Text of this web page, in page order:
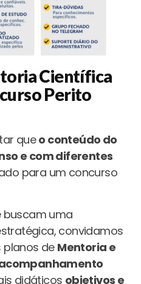
Científica
Perito
queo conteúdo do
e com diferentes
para um concurso
buscam uma
convidamos
planos de Mentoria e
didáticos objetivos e